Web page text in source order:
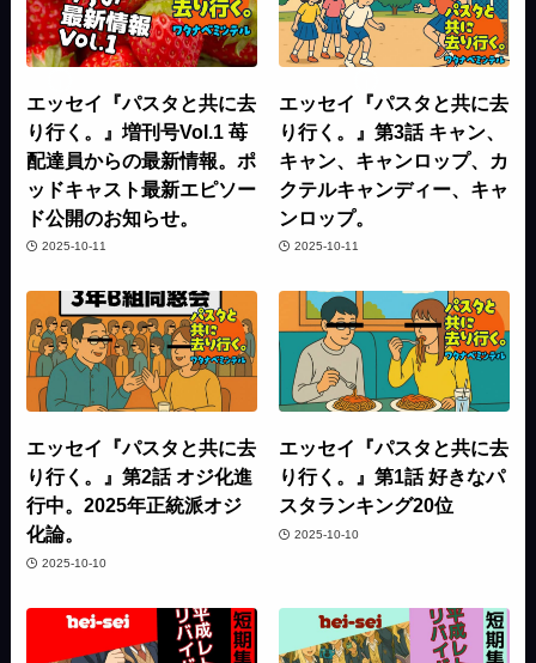
エッセイ『パスタと共に去
り行く。』増刊号Vol.1 苺
配達員からの最新情報。ポ
ッドキャスト最新エピソー
ド公開のお知らせ。
2025-10-11
エッセイ『パスタと共に去
り行く。』第3話 キャン、
キャン、キャンロップ、カ
クテルキャンディー、キャ
ンロップ。
2025-10-11
エッセイ『パスタと共に去
り行く。』第2話 オジ化進
行中。2025年正統派オジ
化論。
2025-10-10
エッセイ『パスタと共に去
り行く。』第1話 好きなパ
スタランキング20位
2025-10-10